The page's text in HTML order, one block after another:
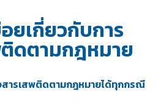
ยเกี่ยวกับการ
ดตามกฎหมาย
สารเสพติดตามกฎหมายได้ทุกกรณี